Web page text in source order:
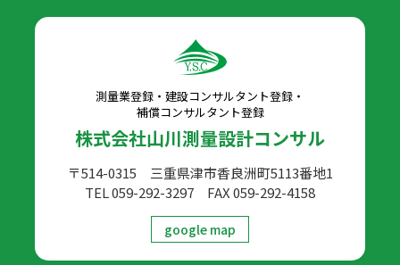
測量業登録・建設コンサルタント登録・
補償コンサルタント登録
株式会社山川測量設計コンサル
〒514-0315 三重県津市香良洲町5113番地1
TEL 059-292-3297 FAX 059-292-4158
google map